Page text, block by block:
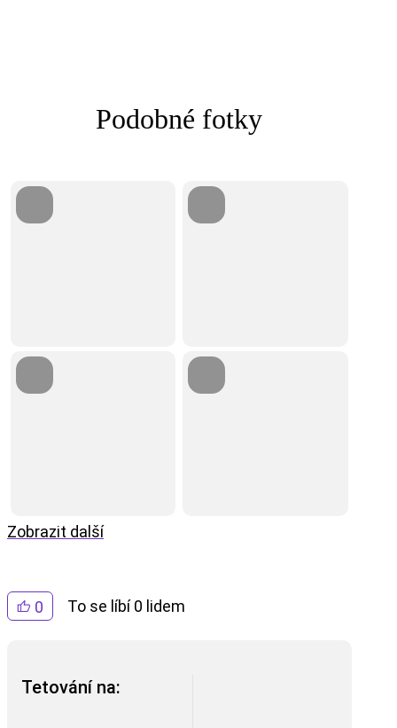
0 To se líbí 0 lidem
Tetování na:
Podobné fotky
Zobrazit další